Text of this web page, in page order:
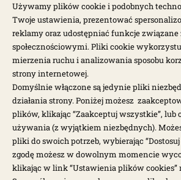
Otrzymuj najnowsze wiadomości i oferty
pocztę.
Używamy plików cookie i podobnych
Twoje ustawienia, prezentować
reklamy oraz udostępniać funkcje
społecznościowymi. Pliki cookie
mierzenia ruchu i analizowania sposobu
strony internetowej.
Domyślnie włączone są jedynie pliki
działania strony. Poniżej możesz
plików, klikając “Zaakceptuj wszystkie”, lub
używania (z wyjątkiem niezbędnych).
pliki do swoich potrzeb, wybierając
zgodę możesz w dowolnym momencie
klikając w link “Ustawienia plików cookies”